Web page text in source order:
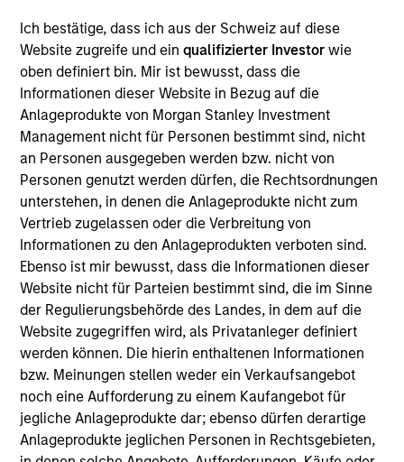
Ich bestätige, dass ich aus der Schweiz auf diese
Website zugreife und ein qualifizierter Investor wie
oben definiert bin. Mir ist bewusst, dass die
Informationen dieser Website in Bezug auf die
Anlageprodukte von Morgan Stanley Investment
Management nicht für Personen bestimmt sind, nicht
an Personen ausgegeben werden bzw. nicht von
Personen genutzt werden dürfen, die Rechtsordnungen
unterstehen, in denen die Anlageprodukte nicht zum
Vertrieb zugelassen oder die Verbreitung von
Informationen zu den Anlageprodukten verboten sind.
Ebenso ist mir bewusst, dass die Informationen dieser
Website nicht für Parteien bestimmt sind, die im Sinne
der Regulierungsbehörde des Landes, in dem auf die
Website zugegriffen wird, als Privatanleger definiert
werden können. Die hierin enthaltenen Informationen
bzw. Meinungen stellen weder ein Verkaufsangebot
noch eine Aufforderung zu einem Kaufangebot für
jegliche Anlageprodukte dar; ebenso dürfen derartige
Anlageprodukte jeglichen Personen in Rechtsgebieten,
Investment Team
Morgan Stanley Expansion Capital
As of July 25, 2025. The above is provided for informational
and educational purposes only. There is no guarantee that
the investment mentioned resulted in positive performance
(for realized holdings), or will perform well in the future (for
current holdings). The trademarks and service marks above
are the property of their respective owners. The information
on this website has not been authorized, sponsored, or
otherwise approved by such owners. By clicking on any
links shown here, you agree that you are navigating to a
third party site. We are providing these hyperlinks to you
only as a convenience and the inclusion of any hyperlink is
not and does not imply any endorsement, approval,
investigation, verification or monitoring by us of any
information contained in any hyperlinked site. In no event
shall we be responsible for the information contained on
the site or your use of such site.